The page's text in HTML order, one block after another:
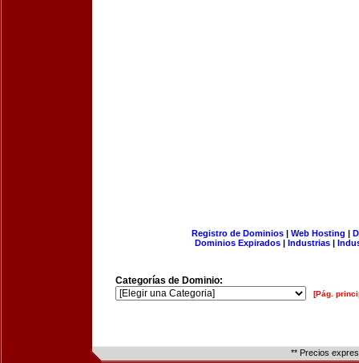
Registro de Dominios| Web Hosting |
Dominios Expirados | Industrias |
Categorías de Dominio:
[Pág.
** Precios